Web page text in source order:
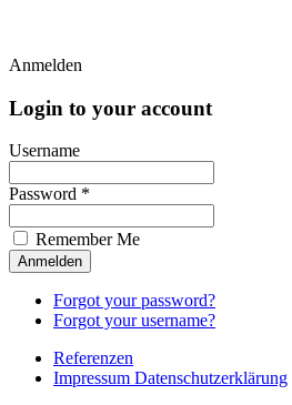
Anmelden
Login to your account
Username
Password *
Remember Me
Forgot your password?
Forgot your username?
Referenzen
Impressum Datenschutzerklärung